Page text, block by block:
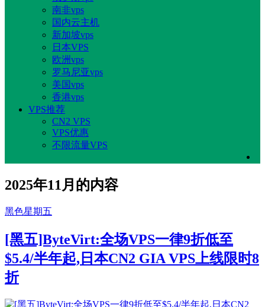
南非vps
国内云主机
新加坡vps
日本VPS
欧洲vps
罗马尼亚vps
美国vps
香港vps
VPS推荐
CN2 VPS
VPS优惠
不限流量VPS
2025年11月的内容
黑色星期五
[黑五]ByteVirt:全场VPS一律9折低至
$5.4/半年起,日本CN2 GIA VPS上线限时8
折